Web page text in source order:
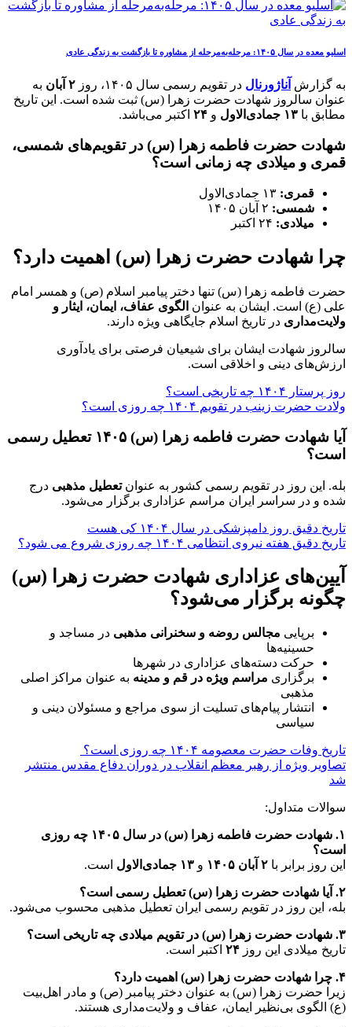
اسلیو معده در سال ۱۴۰۵: مرحله‌به‌مرحله از مشاوره تا بازگشت به زندگی عادی
به گزارش آناژورنال در تقویم رسمی سال ۱۴۰۵، روز ۲ آبان به
عنوان سالروز شهادت حضرت زهرا (س) ثبت شده است. این تاریخ
مطابق با ۱۳ جمادی‌الاول و ۲۴ اکتبر می‌باشد.
شهادت حضرت فاطمه زهرا (س) در تقویم‌های شمسی،
قمری و میلادی چه زمانی است؟
قمری:
شمسی:
میلادی:
چرا شهادت حضرت زهرا (س) اهمیت دارد؟
حضرت فاطمه زهرا (س) تنها دختر پیامبر اسلام (ص) و همسر امام
علی (ع) است. ایشان به عنوان الگوی عفاف، ایمان، ایثار و
ولایت‌مداری در تاریخ اسلام جایگاهی ویژه دارند.
سالروز شهادت ایشان برای شیعیان فرصتی برای یادآوری
ارزش‌های دینی و اخلاقی است.
روز پرستار ۱۴۰۴ چه تاریخی است؟
ولادت حضرت زینب در تقویم ۱۴۰۴ چه روزی است؟
آیا شهادت حضرت فاطمه زهرا (س) ۱۴۰۵ تعطیل رسمی
است؟
بله. این روز در تقویم رسمی کشور به عنوانتعطیل مذهبی درج
شده و در سراسر ایران مراسم عزاداری برگزار می‌شود.
تاریخ دقیق روز دامپزشکی در سال ۱۴۰۴ کی هست
تاریخ دقیق هفته نیروی انتظامی ۱۴۰۴ چه روزی شروع می‌ شود؟
آیین‌های عزاداری شهادت حضرت زهرا (س)
چگونه برگزار می‌شود؟
برپایی مجالس روضه و سخنرانی مذهبی در مساجد و
حسینیه‌ها
حرکت دسته‌های عزاداری در شهرها
برگزاری مراسم ویژه در قم و مدینه به عنوان مراکز اصلی
مذهبی
انتشار پیام‌های تسلیت از سوی مراجع و مسئولان دینی و
سیاسی
تاریخ وفات حضرت معصومه ۱۴۰۴ چه روزی است؟
تصاویر ویژه از رهبر معظم انقلاب در دوران دفاع مقدس منتشر
شد
سوالات متداول:
۱. شهادت حضرت فاطمه زهرا (س) در سال ۱۴۰۵ چه روزی
است؟
این روز برابر با ۲ آبان ۱۴۰۵ و ۱۳ جمادی‌الاول است.
۲. آیا شهادت حضرت زهرا (س) تعطیل رسمی است؟
بله، این روز در تقویم رسمی ایران تعطیل مذهبی محسوب می‌شود.
۳. شهادت حضرت زهرا (س) در تقویم میلادی چه تاریخی است؟
تاریخ میلادی این روز ۲۴ اکتبر است.
۴. چرا شهادت حضرت زهرا (س) اهمیت دارد؟
زیرا حضرت زهرا (س) به عنوان دختر پیامبر (ص) و مادر اهل‌بیت
(ع) الگوی بی‌نظیر ایمان، عفاف و ولایت‌مداری هستند.